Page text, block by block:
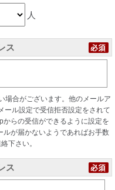
人
ス
場合がございます。他のメールア
ール設定で受信拒否設定をされて
らの受信ができるように設定を
が届かないようであればお手数
下さい。
ス